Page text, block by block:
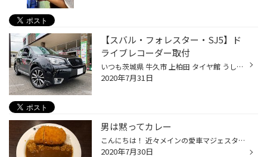
【スバル・フォレスター・SJ5】ド
ライブレコーダー取付
いつも茨城県 牛久市 上柏田 タイヤ館 うしく上柏田店のWebを御覧の皆様ありがとうございます♪ 本日は、スバル フォレスター SJ5 のドライブレコーダー取付のご紹介です。 今回、K様が奥様に安心して乗ってほしいという思いと万が一の為とのことで ドライブレコーダーの取り付けをお任せ頂きました...
2020年7月31日
男は黙ってカレー
こんにちは！ 近々メインの愛車マジェスタ 手放して乗り換えます！ 大山です！ 先日、独身貴族西中氏と共に カレーを食べてきました！ 子どもの好きな食べ物ランキング TOP10に必ず食い込んでくる カレー様様です、 カレーはインド料理みたいな話も聞きますが インド人は日本のカレーのが美味しいと...
2020年7月30日